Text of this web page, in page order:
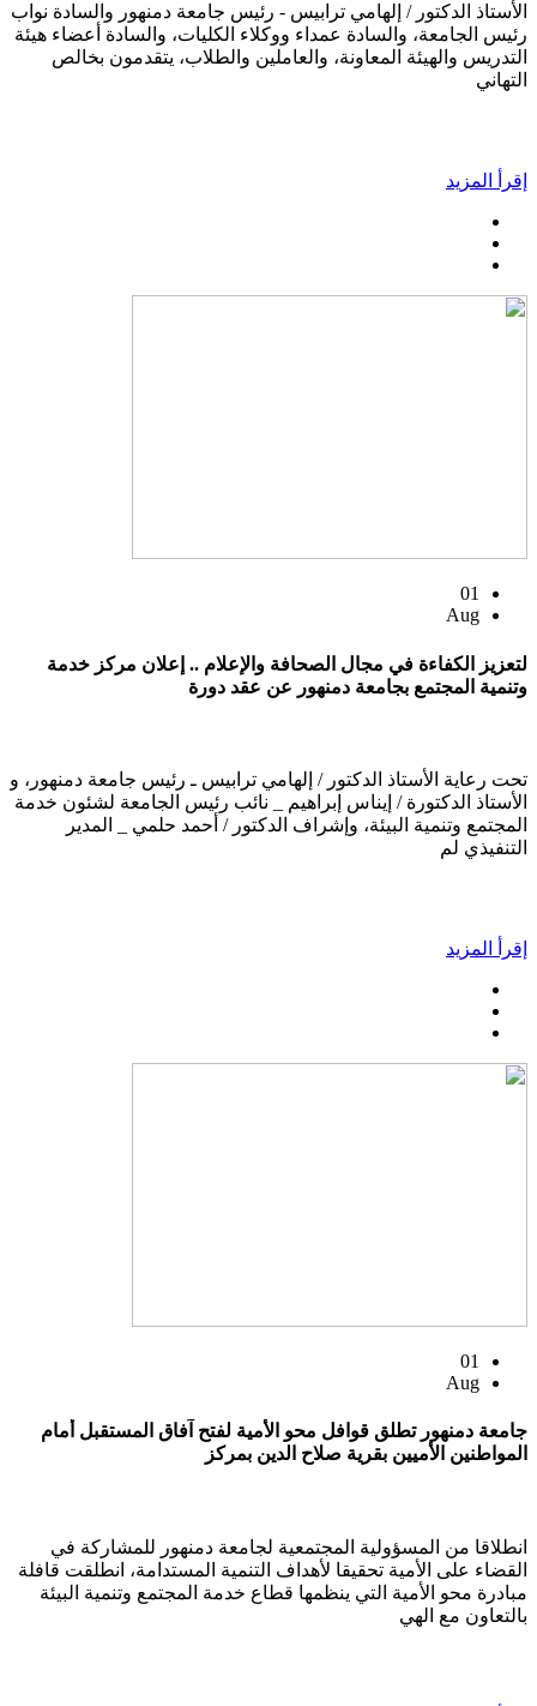
الأستاذ الدكتور / إلهامي ترابيس - رئيس جامعة دمنهور والسادة نواب
رئيس الجامعة، والسادة عمداء ووكلاء الكليات، والسادة أعضاء هيئة
التدريس والهيئة المعاونة، والعاملين والطلاب، يتقدمون بخالص
التهاني
إقرأ المزيد
01
Aug
لتعزيز الكفاءة في مجال الصحافة والإعلام .. إعلان مركز خدمة
وتنمية المجتمع بجامعة دمنهور عن عقد دورة
تحت رعاية الأستاذ الدكتور / إلهامي ترابيس ـ رئيس جامعة دمنهور، و
الأستاذ الدكتورة / إيناس إبراهيم _ نائب رئيس الجامعة لشئون خدمة
المجتمع وتنمية البيئة، وإشراف الدكتور / أحمد حلمي _ المدير
التنفيذي لم
إقرأ المزيد
01
Aug
جامعة دمنهور تطلق قوافل محو الأمية لفتح آفاق المستقبل أمام
المواطنين الأميين بقرية صلاح الدين بمركز
انطلاقا من المسؤولية المجتمعية لجامعة دمنهور للمشاركة في
القضاء على الأمية تحقيقا لأهداف التنمية المستدامة، انطلقت قافلة
مبادرة محو الأمية التي ينظمها قطاع خدمة المجتمع وتنمية البيئة
بالتعاون مع الهي